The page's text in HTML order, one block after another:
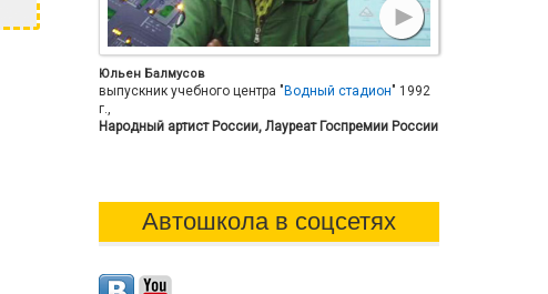
Юльен Балмусов
выпускник учебного центра " Водный стадион" 1992
г.,
Народный артист России, Лауреат Госпремии России
Автошкола в соцсетях